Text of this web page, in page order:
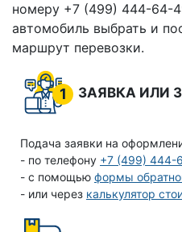
номеру +7 (499) 444-64-
автомобиль выбрать и
маршрут перевозки.
1 ЗАЯВКА ИЛИ
Подача заявки на
- по телефону +7 (499) 444-
- с помощью формы
- или через калькулятор